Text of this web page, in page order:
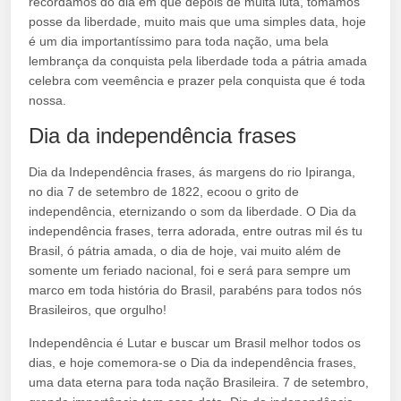
posse da liberdade, muito mais que uma simples data, hoje
é um dia importantíssimo para toda nação, uma bela
lembrança da conquista pela liberdade toda a pátria amada
celebra com veemência e prazer pela conquista que é toda
nossa.
Dia da independência frases
Dia da Independência frases, ás margens do rio Ipiranga,
no dia 7 de setembro de 1822, ecoou o grito de
independência, eternizando o som da liberdade. O Dia da
independência frases, terra adorada, entre outras mil és tu
Brasil, ó pátria amada, o dia de hoje, vai muito além de
somente um feriado nacional, foi e será para sempre um
marco em toda história do Brasil, parabéns para todos nós
Brasileiros, que orgulho!
Independência é Lutar e buscar um Brasil melhor todos os
dias, e hoje comemora-se o Dia da independência frases,
uma data eterna para toda nação Brasileira. 7 de setembro,